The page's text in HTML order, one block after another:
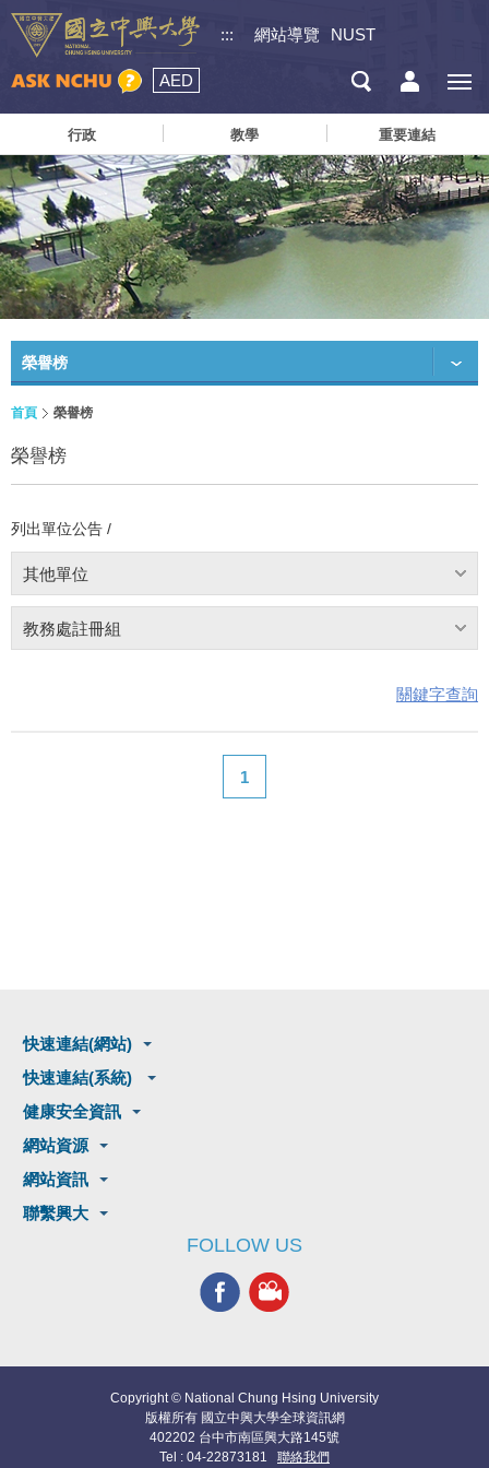
::: 網站導覽 NUST
AED
行政 教學 重要連結
榮譽榜
首頁 榮譽榜
榮譽榜
列出單位公告 /
其他單位
教務處註冊組
關鍵字查詢
1
快速連結(網站)
快速連結(系統)
健康安全資訊
網站資源
網站資訊
聯繫興大
FOLLOW US
Copyright © National Chung Hsing University
版權所有 國立中興大學全球資訊網
402202 台中市南區興大路145號
Tel : 04-22873181 聯絡我們